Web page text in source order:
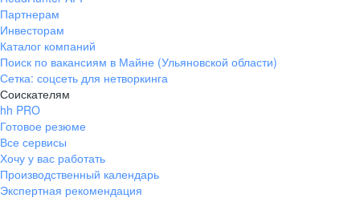
Партнерам
Инвесторам
Каталог компаний
Поиск по вакансиям в Майне (Ульяновской области)
Сетка: соцсеть для нетворкинга
Соискателям
hh PRO
Готовое резюме
Все сервисы
Хочу у вас работать
Производственный календарь
Экспертная рекомендация